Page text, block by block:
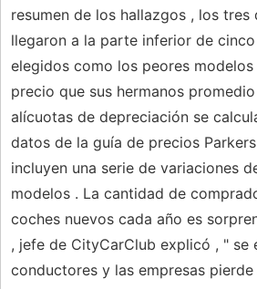
resumen de los hallazgos , los tres
llegaron a la parte inferior de
elegidos como los peores
precio que sus hermanos
alícuotas de depreciación se
datos de la guía de precios
incluyen una serie de variaciones
modelos . La cantidad de
coches nuevos cada año es
, jefe de CityCarClub explicó , " se
conductores y las empresas